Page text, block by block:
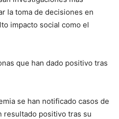
la toma de decisiones en
impacto social como el
que han dado positivo tras
se han notificado casos de
resultado positivo tras su